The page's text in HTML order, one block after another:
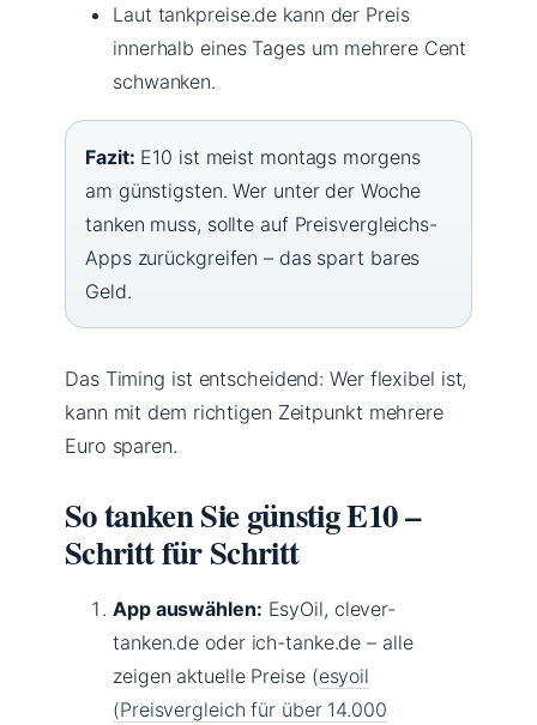
Laut tankpreise.de kann der Preis
innerhalb eines Tages um mehrere Cent
schwanken.
Fazit: E10 ist meist montags morgens
am günstigsten. Wer unter der Woche
tanken muss, sollte auf Preisvergleichs-
Apps zurückgreifen – das spart bares
Geld.
Das Timing ist entscheidend: Wer flexibel ist,
kann mit dem richtigen Zeitpunkt mehrere
Euro sparen.
So tanken Sie günstig E10 –
Schritt für Schritt
App auswählen: EsyOil, clever-
tanken.de oder ich-tanke.de – alle
zeigen aktuelle Preise (esyoil
(Preisvergleich für über 14.000